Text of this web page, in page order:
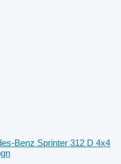
Benz Sprinter 312 D 4x4